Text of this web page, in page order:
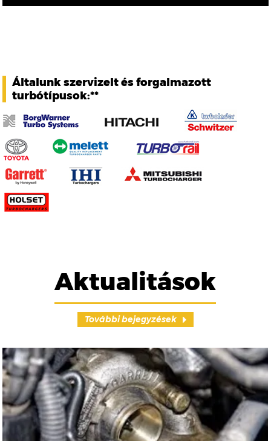
Általunk szervizelt és forgalmazott
turbótípusok:**
Aktualitások
További bejegyzések